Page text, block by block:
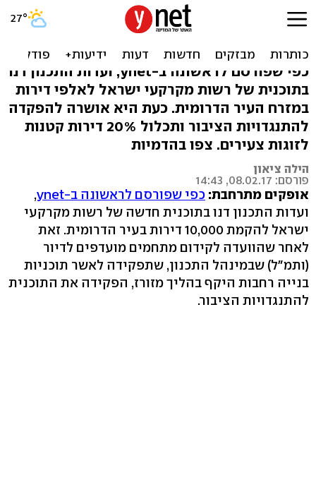
אושרה התוכנית ל-10,000
דירות באופקים
כפי שפורסם לראשונה ב-ynet, ועדות התכנון דנו
בתוכנית של רשות מקרקעי ישראל לאלפי דירות
במזרח העיר הדרומית. כעת היא אושרה להפקדה
להתנגדויות הציבור ותכלול 20% דירות קטנות
לזוגות צעירים. צפו בהדמיות
הילה ציאון
פורסם: 08.02.17, 14:43
אופקים מתרחבת: כפי שפורסם לראשונה ב-ynet
,
ועדות התכנון דנו בתוכנית חדשה של רשות מקרקעי
ישראל להקמת 10,000 דירות בעיר הדרומית. זאת
לאחר שהוועדה לקידום מתחמים מועדפים לדיור
(ותמ"ל) שבמינהל התכנון, שתפקידה לאשר תוכניות
בנייה רחבות היקף בהליך מזורז, הפקידה את התוכנית
להתנגדויות הציבור.